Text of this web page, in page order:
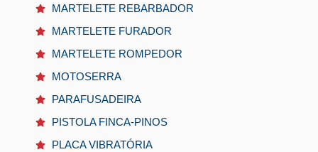
MARTELETE REBARBADOR
MARTELETE FURADOR
MARTELETE ROMPEDOR
MOTOSERRA
PARAFUSADEIRA
PISTOLA FINCA-PINOS
PLACA VIBRATÓRIA